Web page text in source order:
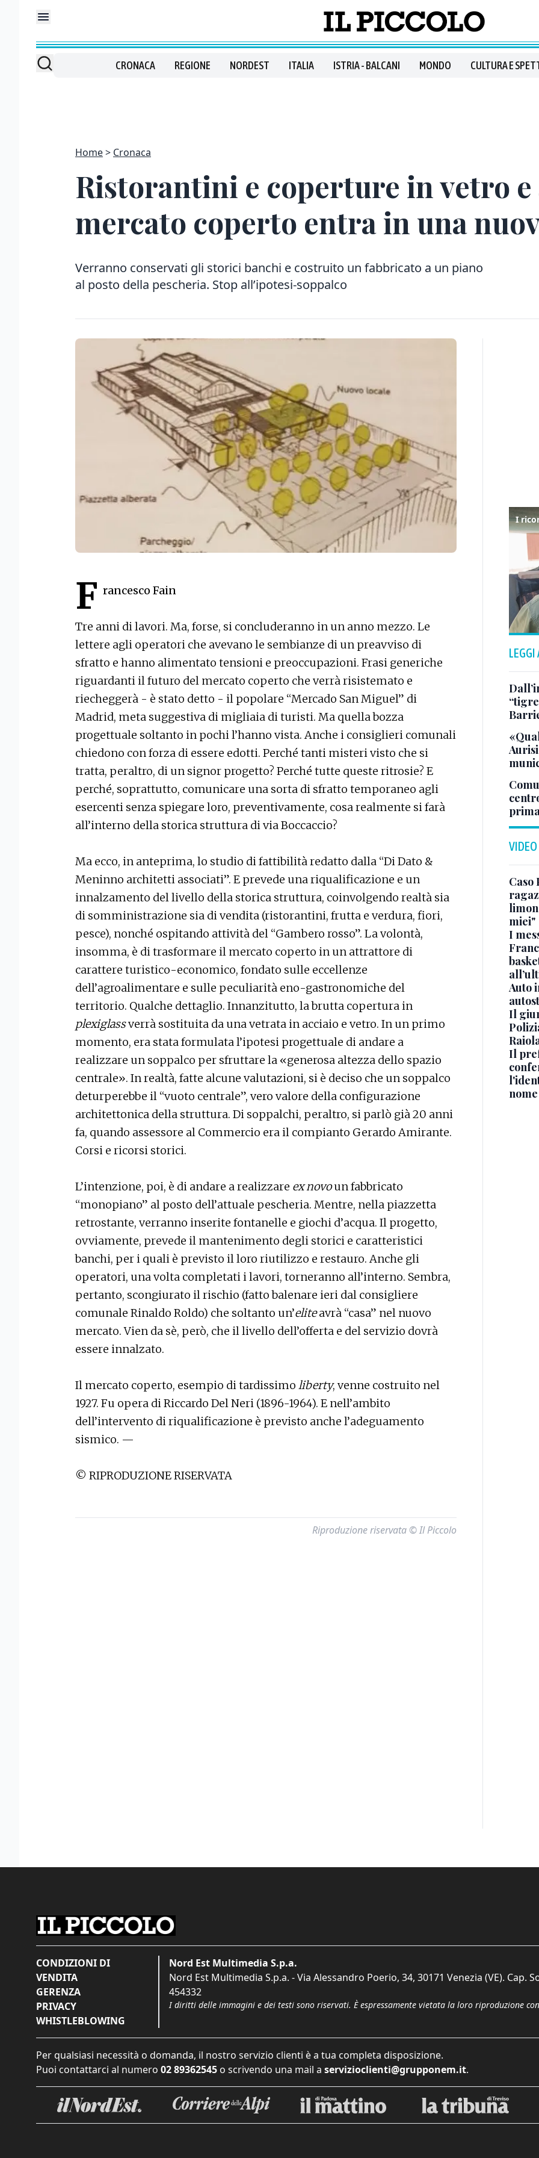
CRONACA REGIONE NORDEST ITALIA ISTRIA - BALCANI MONDO CULTURA E
Home Cronaca
Ristorantini e coperture in vetro
mercato coperto entra in una
Verranno conservati gli storici banchi e costruito un fabbricato a un piano
al posto della pescheria. Stop all’ipotesi-soppalco
F rancesco Fain
Tre anni di lavori. Ma, forse, si concluderanno in un anno mezzo. Le
lettere agli operatori che avevano le sembianze di un preavviso di
sfratto e hanno alimentato tensioni e preoccupazioni. Frasi generiche
riguardanti il futuro del mercato coperto che verrà risistemato e
riecheggerà - è stato detto - il popolare “Mercado San Miguel” di
Madrid, meta suggestiva di migliaia di turisti. Ma quella bozza
progettuale soltanto in pochi l’hanno vista. Anche i consiglieri comunali
chiedono con forza di essere edotti. Perché tanti misteri visto che si
tratta, peraltro, di un signor progetto? Perché tutte queste ritrosie? E
perché, soprattutto, comunicare una sorta di sfratto temporaneo agli
esercenti senza spiegare loro, preventivamente, cosa realmente si farà
all’interno della storica struttura di via Boccaccio?
Ma ecco, in anteprima, lo studio di fattibilità redatto dalla “Di Dato &
Meninno architetti associati”. E prevede una riqualificazione e un
innalzamento del livello della storica struttura, coinvolgendo realtà sia
di somministrazione sia di vendita (ristorantini, frutta e verdura, fiori,
pesce), nonché ospitando attività del “Gambero rosso”. La volontà,
insomma, è di trasformare il mercato coperto in un attrattore di
carattere turistico-economico, fondato sulle eccellenze
dell’agroalimentare e sulle peculiarità eno-gastronomiche del
territorio. Qualche dettaglio. Innanzitutto, la brutta copertura in
plexiglassverrà sostituita da una vetrata in acciaio e vetro. In un primo
momento, era stata formulata l’ipotesi progettuale di andare a
realizzare un soppalco per sfruttare la «generosa altezza dello spazio
centrale». In realtà, fatte alcune valutazioni, si è deciso che un soppalco
deturperebbe il “vuoto centrale”, vero valore della configurazione
architettonica della struttura. Di soppalchi, peraltro, si parlò già 20 anni
fa, quando assessore al Commercio era il compianto Gerardo Amirante.
Corsi e ricorsi storici.
L’intenzione, poi, è di andare a realizzare ex novoun fabbricato
“monopiano” al posto dell’attuale pescheria. Mentre, nella piazzetta
retrostante, verranno inserite fontanelle e giochi d’acqua. Il progetto,
ovviamente, prevede il mantenimento degli storici e caratteristici
banchi, per i quali è previsto il loro riutilizzo e restauro. Anche gli
operatori, una volta completati i lavori, torneranno all’interno. Sembra,
pertanto, scongiurato il rischio (fatto balenare ieri dal consigliere
comunale Rinaldo Roldo) che soltanto un’eliteavrà “casa” nel nuovo
mercato. Vien da sè, però, che il livello dell’offerta e del servizio dovrà
essere innalzato.
Il mercato coperto, esempio di tardissimo liberty, venne costruito nel
1927. Fu opera di Riccardo Del Neri (1896-1964). E nell’ambito
dell’intervento di riqualificazione è previsto anche l’adeguamento
sismico. —
© RIPRODUZIONE RISERVATA
Riproduzione riservata © Il Piccolo
LEGGI
VIDEO
Caso
miei"
I
Auto
Il
Il
nome
CONDIZIONI DI
VENDITA
GERENZA
PRIVACY
WHISTLEBLOWING
Nord Est Multimedia S.p.a.
Nord Est Multimedia S.p.a. - Via Alessandro Poerio, 34, 30171 Venezia (VE). Cap.
454332
I diritti delle immagini e dei testi sono riservati. È espressamente vietata la loro riproduzione
Per qualsiasi necessità o domanda, il nostro servizio clienti è a tua completa disposizione.
Puoi contattarci al numero 02 89362545 o scrivendo una mail a servizioclienti@grupponem.it.